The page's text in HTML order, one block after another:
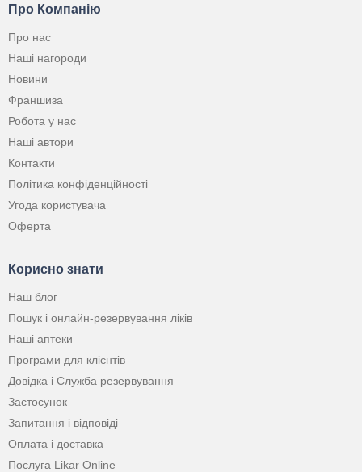
Про Компанію
Про нас
Наші нагороди
Новини
Франшиза
Робота у нас
Наші автори
Контакти
Політика конфіденційності
Угода користувача
Оферта
Корисно знати
Наш блог
Пошук і онлайн-резервування ліків
Наші аптеки
Програми для клієнтів
Довідка і Служба резервування
Застосунок
Запитання і відповіді
Оплата і доставка
Послуга Likar Online